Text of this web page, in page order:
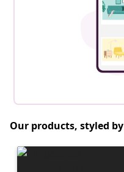
Our products, styled